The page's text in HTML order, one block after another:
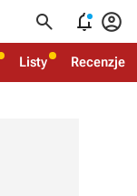
  
Listy Recenzje